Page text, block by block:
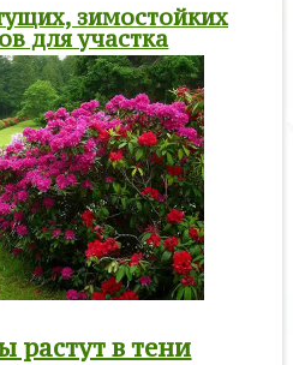
зимостойких
для участка
растут в тени